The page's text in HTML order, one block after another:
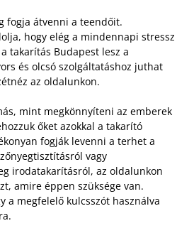
fogja átvenni a teendőit.
hogy elég a mindennapi stressz
takarítás Budapest lesz a
és olcsó szolgáltatáshoz juthat
az oldalunkon.
mint megkönnyíteni az emberek
őket azokkal a takarító
fogják levenni a terhet a
vagy
irodatakarításról, az oldalunkon
amire éppen szüksége van.
a megfelelő kulcsszót használva